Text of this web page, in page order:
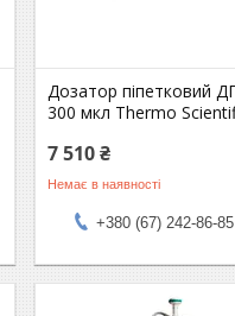
Дозатор піпетковий
300 мкл Thermo
7 510 ₴
Немає в наявності
+380 (67) 242-86-85